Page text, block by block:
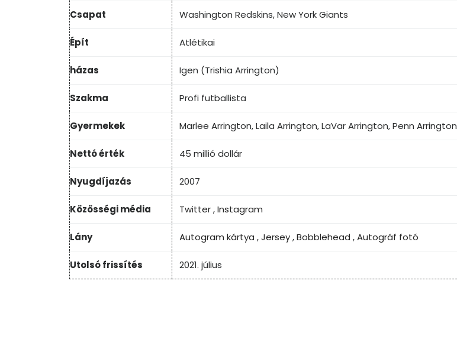
Csapat Washington Redskins, New York Giants
Épít Atlétikai
házas Igen (Trishia Arrington)
Szakma Profi futballista
Gyermekek Marlee Arrington, Laila Arrington, LaVar Arrington, Penn Arrington
Nettó érték 45 millió dollár
Nyugdíjazás 2007
Közösségi média Twitter,Instagram
Lány Autogram kártya ,Jersey,Bobblehead ,Autográf fotó
Utolsó frissítés 2021. július